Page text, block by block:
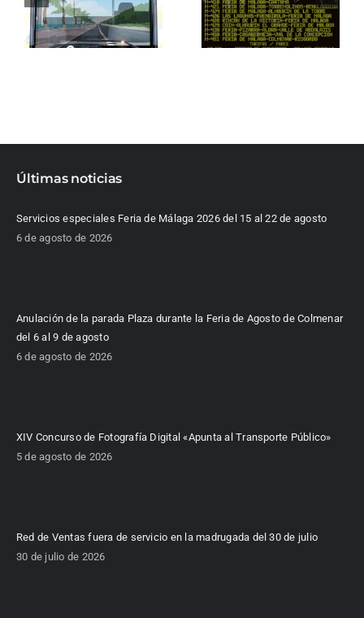
Últimas noticias
Servicios especiales Feria de Málaga 2026 del 15 al 22 de agosto
6 de agosto de 2026
Anulación de la parada Plaza durante la Feria de Agosto de Colmenar
del 6 al 9 de agosto
6 de agosto de 2026
XIV Concurso de Fotografía Digital «Apunta al Transporte Público»
5 de agosto de 2026
Red de Ventas fuera de servicio en la madrugada del 30 de julio
30 de julio de 2026